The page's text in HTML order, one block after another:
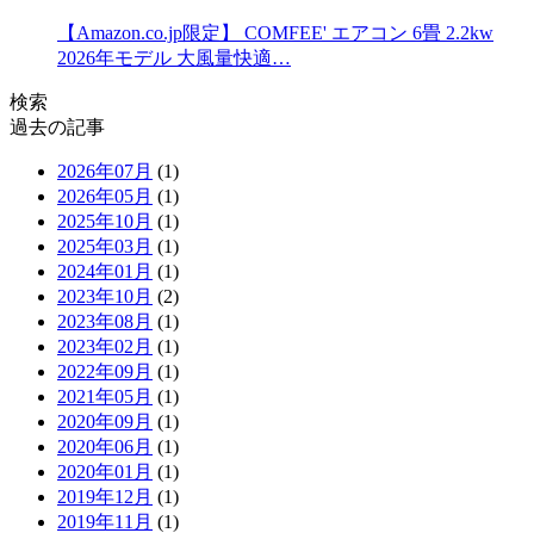
【Amazon.co.jp限定】 COMFEE' エアコン 6畳 2.2kw
2026年モデル 大風量快適…
検索
過去の記事
2026年07月 (1)
2026年05月 (1)
2025年10月 (1)
2025年03月 (1)
2024年01月 (1)
2023年10月 (2)
2023年08月 (1)
2023年02月 (1)
2022年09月 (1)
2021年05月 (1)
2020年09月 (1)
2020年06月 (1)
2020年01月 (1)
2019年12月 (1)
2019年11月 (1)